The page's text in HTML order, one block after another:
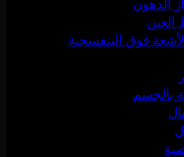
العين
فوق البنفسجية
بالجسم